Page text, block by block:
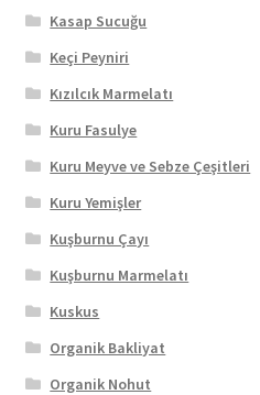
Kasap Sucuğu
Keçi Peyniri
Kızılcık Marmelatı
Kuru Fasulye
Kuru Meyve ve Sebze Çeşitleri
Kuru Yemişler
Kuşburnu Çayı
Kuşburnu Marmelatı
Kuskus
Organik Bakliyat
Organik Nohut